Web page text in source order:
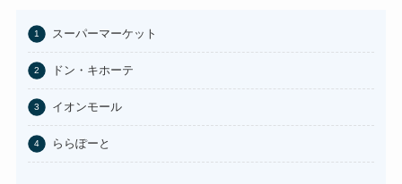
100均のお香立てどこで買える？
こに売ってる？任天堂ストアや
スーパーマーケット
ドン・キホーテ
イオンモール
ららぽーと